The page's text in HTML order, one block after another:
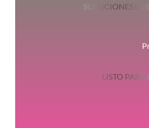
SOLUCIONES
LISTO